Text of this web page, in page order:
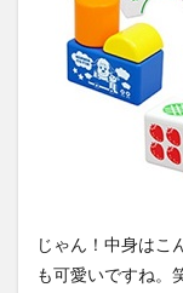
じゃん！中身はこ
も可愛いですね。